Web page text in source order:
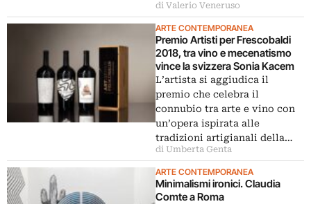
di Valerio Veneruso
ARTE CONTEMPORANEA
Premio Artisti per Frescobaldi
2018, tra vino e mecenatismo
vince la svizzera Sonia Kacem
L’artista si aggiudica il
premio che celebra il
connubio tra arte e vino con
un’opera ispirata alle
tradizioni artigianali della…
di Umberta Genta
ARTE CONTEMPORANEA
Minimalismi ironici. Claudia
Comte a Roma